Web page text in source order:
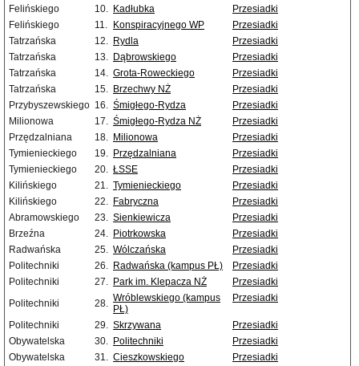
Felińskiego
10. Kadłubka
Przesiadki
Felińskiego
11. Konspiracyjnego WP
Przesiadki
Tatrzańska
12. Rydla
Przesiadki
Tatrzańska
13. Dąbrowskiego
Przesiadki
Tatrzańska
14. Grota-Roweckiego
Przesiadki
Tatrzańska
15. Brzechwy NŻ
Przesiadki
Przybyszewskiego 16. Śmigłego-Rydza
Przesiadki
Milionowa
17. Śmigłego-Rydza NŻ
Przesiadki
Przędzalniana
18. Milionowa
Przesiadki
Tymienieckiego
19. Przędzalniana
Przesiadki
Tymienieckiego
20. ŁSSE
Przesiadki
Kilińskiego
21. Tymienieckiego
Przesiadki
Kilińskiego
22. Fabryczna
Przesiadki
Abramowskiego
23. Sienkiewicza
Przesiadki
Brzeźna
24. Piotrkowska
Przesiadki
Radwańska
25. Wólczańska
Przesiadki
Politechniki
26. Radwańska (kampus PŁ)
Przesiadki
Politechniki
27. Park im. Klepacza NŻ
Przesiadki
Politechniki
28. Wróblewskiego (kampus
PŁ)
Przesiadki
Politechniki 29. Skrzywana
Przesiadki
Obywatelska
30. Politechniki
Przesiadki
Obywatelska
31. Cieszkowskiego
Przesiadki